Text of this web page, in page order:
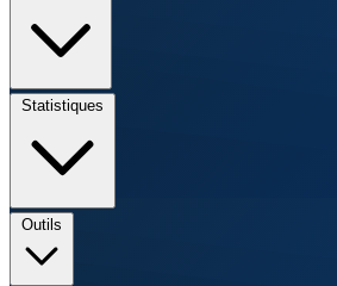
Statistiques
Outils